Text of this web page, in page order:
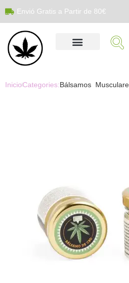
Envió Gratis a Partir de 80€
InicioCategories:Bálsamos